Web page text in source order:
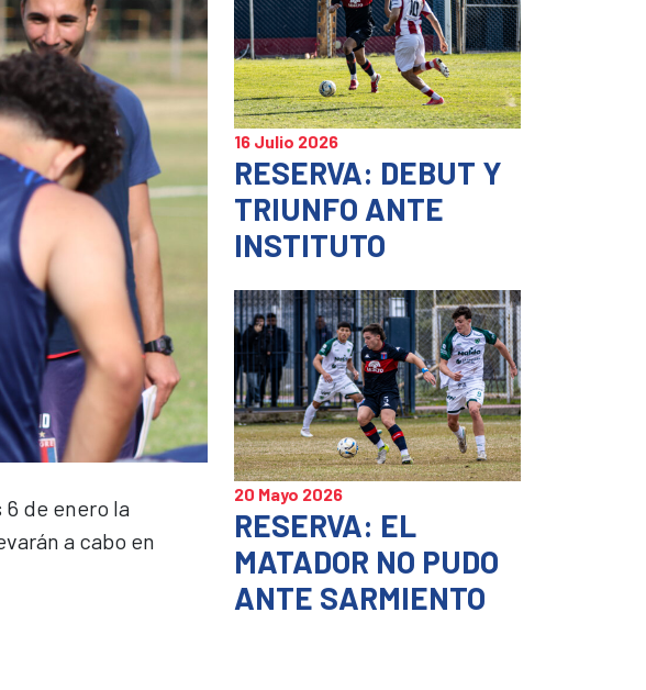
de enero la
a cabo en
16 Julio 2026
RESERVA: DEBUT Y
TRIUNFO ANTE
INSTITUTO
20 Mayo 2026
RESERVA: EL
MATADOR NO PUDO
ANTE SARMIENTO